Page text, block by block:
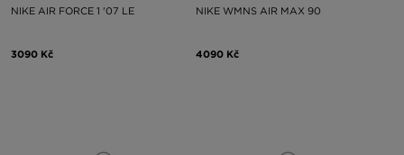
NIKE AIR FORCE 1 '07 LE
3090 Kč
NIKE WMNS AIR MAX 90
4090 Kč